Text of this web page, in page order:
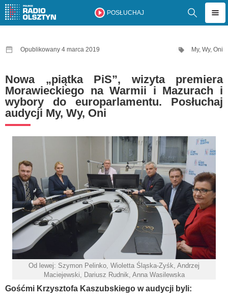
POSŁUCHAJ
Opublikowany 4 marca 2019 My, Wy, Oni
Nowa „piątka PiS”, wizyta premiera
Morawieckiego na Warmii i Mazurach i
wybory do europarlamentu. Posłuchaj
audycji My, Wy, Oni
Od lewej: Szymon Pelinko, Wioletta Śląska-Zyśk, Andrzej
Maciejewski, Dariusz Rudnik, Anna Wasilewska
Gośćmi Krzysztofa Kaszubskiego w audycji byli: